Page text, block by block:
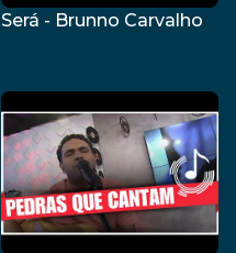
Será - Brunno Carvalho